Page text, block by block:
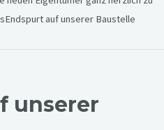
auf unserer Baustelle
unserer